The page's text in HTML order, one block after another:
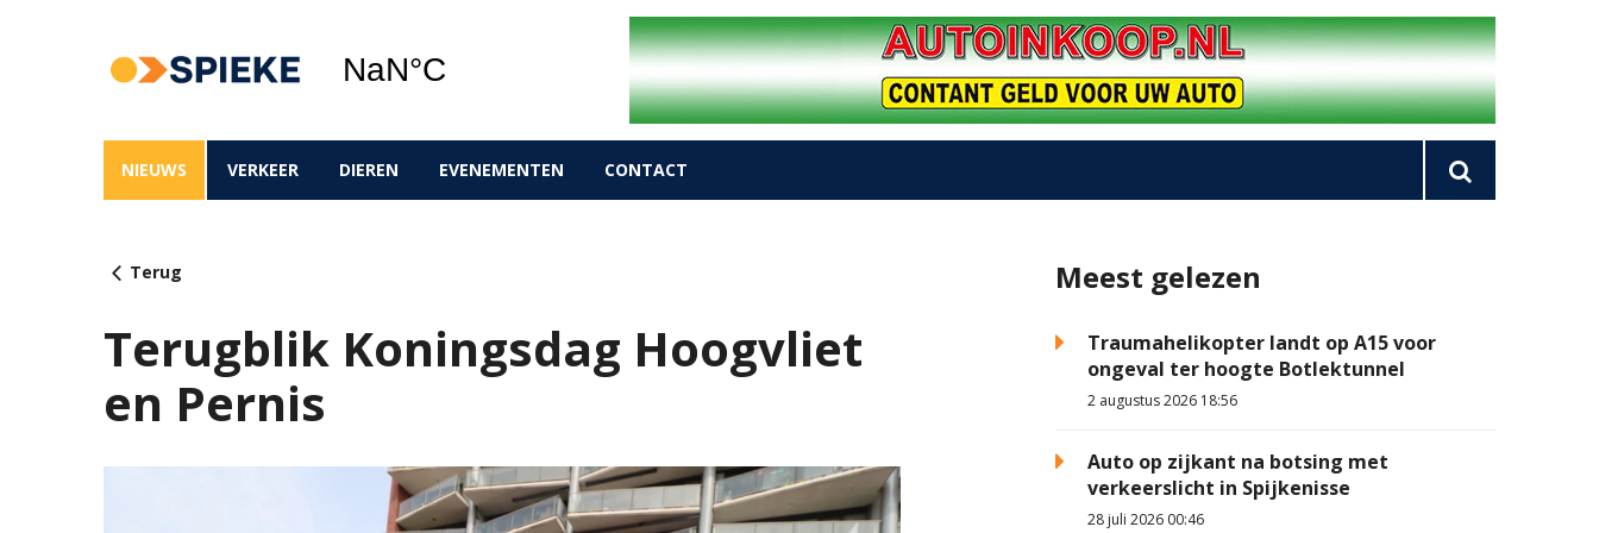
NIEUWS VERKEER DIEREN EVENEMENTEN CONTACT
Terug
Terugblik Koningsdag Hoogvliet
en Pernis
Meest gelezen
Traumahelikopter landt op A15 voor
ongeval ter hoogte Botlektunnel
2 augustus 2026 18:56
Auto op zijkant na botsing met
verkeerslicht in Spijkenisse
28 juli 2026 00:46